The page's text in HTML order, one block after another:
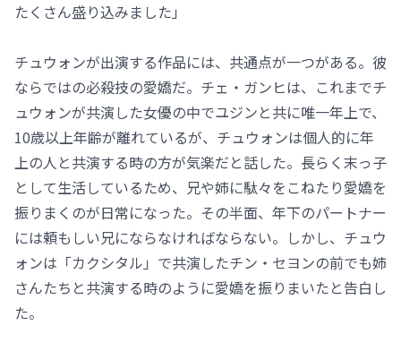
たくさん盛り込みました」
チュウォンが出演する作品には、共通点が一つがある。彼
ならではの必殺技の愛嬌だ。チェ・ガンヒは、これまでチ
ュウォンが共演した女優の中でユジンと共に唯一年上で、
10歳以上年齢が離れているが、チュウォンは個人的に年
上の人と共演する時の方が気楽だと話した。長らく末っ子
として生活しているため、兄や姉に駄々をこねたり愛嬌を
振りまくのが日常になった。その半面、年下のパートナー
には頼もしい兄にならなければならない。しかし、チュウ
ォンは「カクシタル」で共演したチン・セヨンの前でも姉
さんたちと共演する時のように愛嬌を振りまいたと告白し
た。